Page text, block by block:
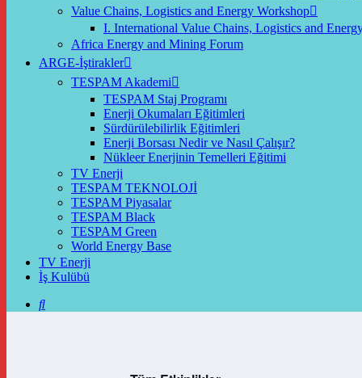
Value Chains, Logistics and Energy Workshop
I. International Value Chains, Logistics and
Africa Energy and Mining Forum
ARGE-İştirakler
TESPAM Akademi
TESPAM Staj Programı
Enerji Okumaları Eğitimleri
Sürdürülebilirlik Eğitimleri
Enerji Borsası Nedir ve Nasıl Çalışır?
Nükleer Enerjinin Temelleri Eğitimi
TV Enerji
TESPAM TEKNOLOJİ
TESPAM Piyasalar
TESPAM Black
TESPAM Green
World Energy Base
TV Enerji
İş Kulübü